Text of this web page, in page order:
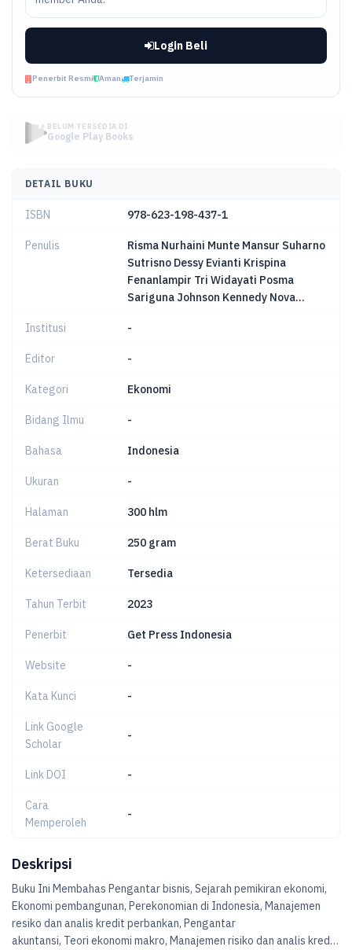
Login Beli
Penerbit Resmi Aman Terjamin
BELUM TERSEDIA DI
Google Play Books
DETAIL BUKU
ISBN 978-623-198-437-1
Penulis
Risma Nurhaini Munte Mansur Suharno
Sutrisno Dessy Evianti Krispina
Fenanlampir Tri Widayati Posma
Sariguna Johnson Kennedy Nova...
Institusi -
Editor -
Kategori Ekonomi
Bidang Ilmu -
Bahasa Indonesia
Ukuran -
Halaman 300 hlm
Berat Buku 250 gram
Ketersediaan Tersedia
Tahun Terbit 2023
Penerbit Get Press Indonesia
Website -
Kata Kunci -
Link Google
Scholar
-
Link DOI -
Cara
Memperoleh
-
Deskripsi
Buku Ini Membahas Pengantar bisnis, Sejarah pemikiran ekonomi,
Ekonomi pembangunan, Perekonomian di Indonesia, Manajemen
resiko dan analis kredit perbankan, Pengantar
akuntansi, Teori ekonomi makro, Manajemen risiko dan analis kredit